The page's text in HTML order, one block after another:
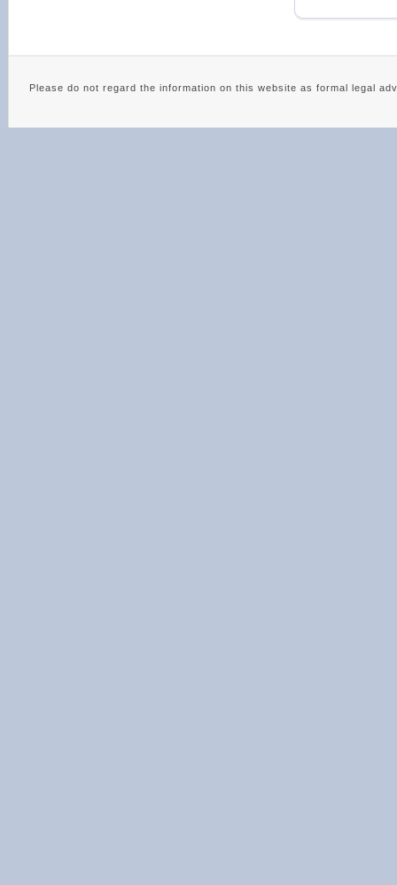
Please do not regard the information on this website as formal legal